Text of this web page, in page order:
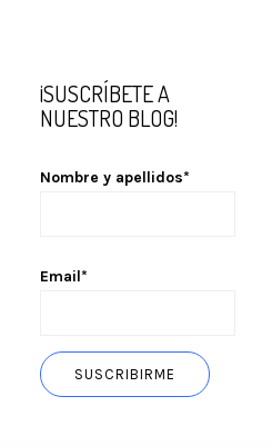
¡SUSCRÍBETE A
NUESTRO BLOG!
Nombre y apellidos*
Email*